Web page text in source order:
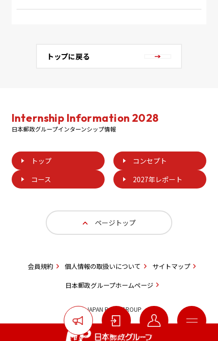
トップに戻る
Internship Information 2028
日本郵政グループインターンシップ情報
トップ
コンセプト
コース
2027年レポート
NEWS ENTRY MY PAGE
ページトップ
会員規約 個人情報の取扱いについて サイトマップ
日本郵政グループホームページ
(C) JAPAN POST GROUP